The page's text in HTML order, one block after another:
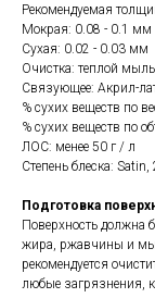
Рекомендуемая
Мокрая: 0.08 - 0.1 мм
Сухая: 0.02 - 0.03 мм
Очистка: теплой
Связующее: Акрил-
% сухих веществ по
% сухих веществ по
ЛОС: менее 50 г / л
Степень блеска:
Подготовка
Поверхность должна
жира, ржавчины и
рекомендуется
любые загрязнения,